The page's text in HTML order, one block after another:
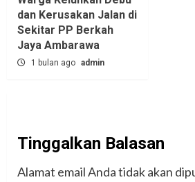
dan Kerusakan Jalan di
Sekitar PP Berkah
Jaya Ambarawa‎
1 bulan ago admin
Tinggalkan Balasan
Alamat email Anda tidak akan